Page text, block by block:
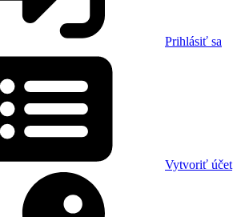
Prihlásiť sa
Vytvoriť účet